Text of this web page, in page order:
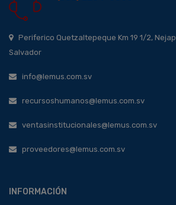
Periferico Quetzaltepeque Km 19 1/2,
Salvador
info@lemus.com.sv
recursoshumanos@lemus.com.sv
ventasinstitucionales@lemus.com.sv
proveedores@lemus.com.sv
INFORMACIÓN